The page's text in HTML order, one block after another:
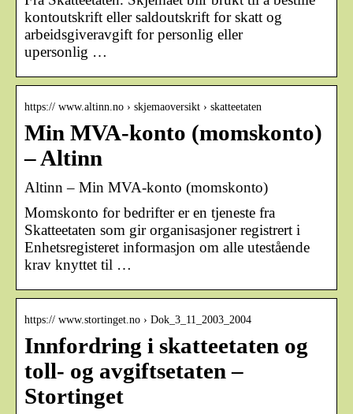
kontoutskrift eller saldoutskrift for skatt og
arbeidsgiveravgift for personlig eller
upersonlig …
https:// www.altinn.no › skjemaoversikt › skatteetaten
Min MVA-konto (momskonto)
– Altinn
Altinn – Min MVA-konto (momskonto)
Momskonto for bedrifter er en tjeneste fra
Skatteetaten som gir organisasjoner registrert i
Enhetsregisteret informasjon om alle utestående
krav knyttet til …
https:// www.stortinget.no › Dok_3_11_2003_2004
Innfordring i skatteetaten og
toll- og avgiftsetaten –
Stortinget